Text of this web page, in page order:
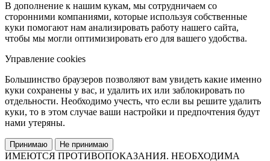
В дополнение к нашим кукам, мы сотрудничаем со
сторонними компаниями, которые используя собственные
куки помогают нам анализировать работу нашего сайта,
чтобы мы могли оптимизировать его для вашего удобства.
Управление cookies
Большинство браузеров позволяют вам увидеть какие именно
куки сохранены у вас, и удалить их или заблокировать по
отдельности. Необходимо учесть, что если вы решите удалить
куки, то в этом случае ваши настройки и предпочтения будут
нами утеряны.
Принимаю Не принимаю
ИМЕЮТСЯ ПРОТИВОПОКАЗАНИЯ. НЕОБХОДИМА